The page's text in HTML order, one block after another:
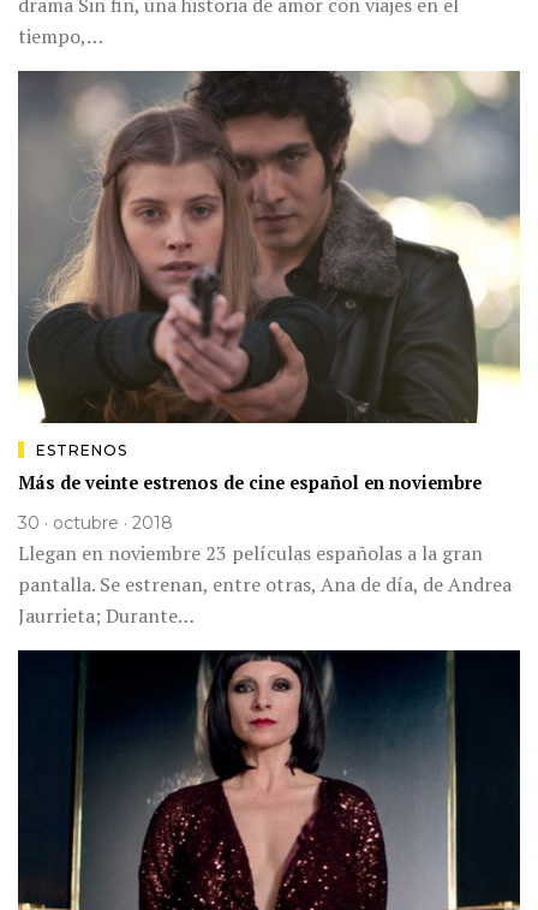
tiempo,…
ESTRENOS
Más de veinte estrenos de cine español en noviembre
30 · octubre · 2018
Llegan en noviembre 23 películas españolas a la gran
pantalla. Se estrenan, entre otras, Ana de día, de Andrea
Jaurrieta; Durante…